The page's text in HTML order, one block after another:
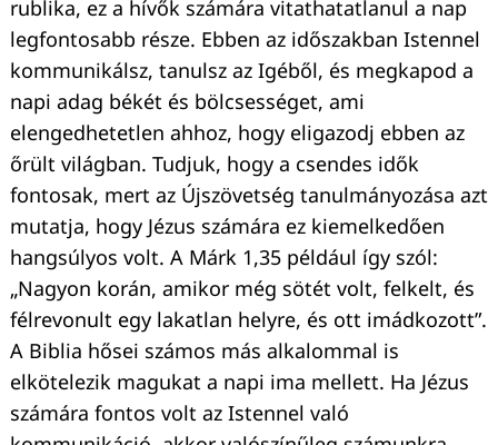
rublika, ez a hívők számára vitathatatlanul a nap
legfontosabb része. Ebben az időszakban Istennel
kommunikálsz, tanulsz az Igéből, és megkapod a
napi adag békét és bölcsességet, ami
elengedhetetlen ahhoz, hogy eligazodj ebben az
őrült világban. Tudjuk, hogy a csendes idők
fontosak, mert az Újszövetség tanulmányozása azt
mutatja, hogy Jézus számára ez kiemelkedően
hangsúlyos volt. A Márk 1,35 például így szól:
„Nagyon korán, amikor még sötét volt, felkelt, és
félrevonult egy lakatlan helyre, és ott imádkozott”.
A Biblia hősei számos más alkalommal is
elkötelezik magukat a napi ima mellett. Ha Jézus
számára fontos volt az Istennel való